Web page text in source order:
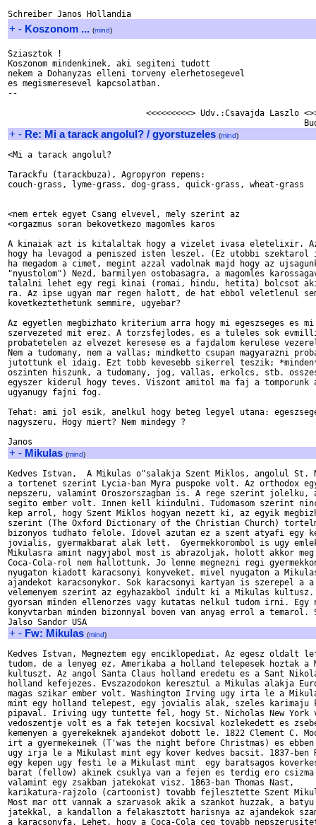
+ - Koszonom ... (mind)
Sziasztok !
Koszonom mindenkinek, aki segiteni tudott
nekem a Dohanyzas elleni torveny elerhetosegevel
es megismeresevel kapcsolatban.
--
<<<<<<<<<> Udv.:Csavajda Laszlo
+ - Re: Mi a tarack angolul? / gyorstuzeles (mind)
<Mi a tarack angolul?
Tarackfu (tarackbuza), Agropyron repens:
couch-grass, lyme-grass, dog-grass, quick-grass, wheat-grass
<nem ertek egyet Csang elvevel, mely szerint az
<orgazmus soran bekovetkezo magomles karos
A kinaiak azt is kitalaltak hogy a vizelet ivasa eletelixir.
hogy ha levagod a peniszed isten leszel. (Ez utobbi
ha megadom a cimet, megint azzal vadolnak majd hogy az
"nyustolom") Nezd, barmilyen ostobasagra, a magomles
talalni lehet egy regi kinai (romai, hindu, hetita) bolcsot aki
ra. Az ipse ugyan mar regen halott, de hat ebbol veletlenul
kovetkeztethetunk semmire, ugyebar?
Az egyetlen megbizhato kriterium arra hogy mi egeszseges es mi
szervezeted mit erez. A torzsfejlodes, es a tuleles sok
probatetelen az elvezet keresese es a fajdalom kerulese
Nem a tudomany, nem a vallas; mindketto csupan magyarazni
jutottunk el idaig. Ezt tobb kevesebb sikerrel teszik; *minden*
oszinten hiszunk, a tudomany, jog, vallas, erkolcs, stb.
egyszer kiderul hogy teves. Viszont amitol ma faj a
ugyanugy fajni fog.
Tehat: ami jol esik, anelkul hogy beteg legyel utana:
nagyszeru. Hogy miert? Nem mindegy ?
+ - Mikulas (mind)
Kedves Istvan,  A Mikulas o"salakja Szent Miklos, angolul St.
a tortenet szerint Lycia-ban Myra puspoke volt. Az orthodox
nepszeru, valamint Oroszorszagban is. A rege szerint jolelku, a
segito ember volt. Innen kell kiindulni. Tudomasom szerint
kep arrol, hogy Szent Miklos hogyan nezett ki, az egyik
szerint (The Oxford Dictionary of the Christian Church)
bizonyos tudhato felole. Idovel azutan ez a szent atyafi egy
jovialis, gyermakbarat alak lett.  Gyermekkorombol is ugy
Mikulasra amint nagyjabol most is abrazoljak, holott akkor
Coca-Cola-rol nem hallottunk. Jo lenne megnezni regi
nyugaton kiadott karacsonyi konyveket, mivel nyugaton a
ajandekot karacsonykor. Sok karacsonyi kartyan is szerepel a a
velemenyem szerint az egyhazakbol indult ki a Mikulas kultusz.
gyorsan minden ellenorzes vagy kutatas nelkul tudom irni. Egy
konyvtarban minden bizonnyal boven van anyag errol a
+ - Fw: Mikulas (mind)
Kedves Istvan, Megneztem egy enciklopediat. Az egesz oldalt
tudom, de a lenyeg ez, Amerikaba a holland telepesek hoztak a
kultuszt. Az angol Santa Claus holland eredetu es a Sant
holland kefejezes. Evszazodokon keresztul a Mikulas alakja
magas szikar ember volt. Washington Irving ugy irta le a
mint egy holland telepest, egy jovialis alak, szeles karimaju
pipaval. Iriving ugy tuntette fel, hogy St. Nicholas New York
vedoszentje volt es a fak tetejen kocsival kozlekedett es
kemenyen a gyerekeknek ajandekot dobott le. 1822 Clement C.
irt a gyermekeinek (T'was the night before Christmas) es ebben
ugy irja le a Mikulast mint egy kover kedves bacsit. 1837-ben
egy kepen ugy festi le a Mikulast mint  egy baratsagos
barat (fellow) akinek csuklya van a fejen es terdig ero
valamint egy zsakban jatekokat visz. 1863-ban Thomas Nast,
karikatura-rajzolo (cartoonist) tovabb fejlesztette Szent
Most mar ott vannak a szarvasok akik a szankot huzzak, a
jatekkal, a kandallon a felakasztott harisnya az ajandekok
a karacsonyfa. Lehet, hogy a Coca-Cola ceg tovabb